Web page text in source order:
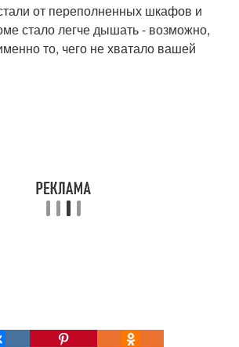
от переполненных шкафов и
стало легче дышать - возможно,
то, чего не хватало вашей